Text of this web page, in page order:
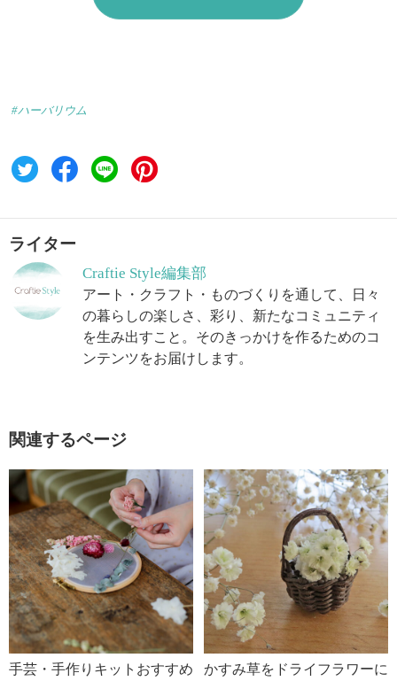
#ハーバリウム
ライター
Craftie Style編集部
アート・クラフト・ものづくりを通して、日々
の暮らしの楽しさ、彩り、新たなコミュニティ
を生み出すこと。そのきっかけを作るためのコ
ンテンツをお届けします。
関連するページ
手芸・手作りキットおすすめ
かすみ草をドライフラワーに